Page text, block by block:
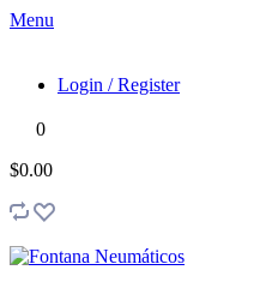
Menu
Login / Register
0
$0.00